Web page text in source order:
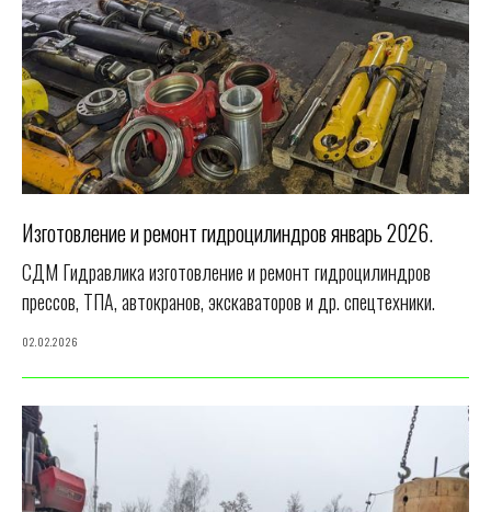
Изготовление и ремонт гидроцилиндров январь 2026.
СДМ Гидравлика изготовление и ремонт гидроцилиндров
прессов, ТПА, автокранов, экскаваторов и др. спецтехники.
02.02.2026